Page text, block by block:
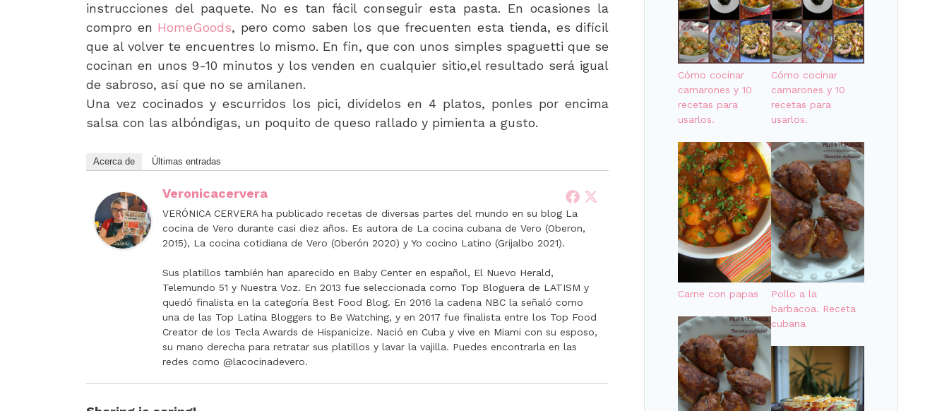
instrucciones del paquete. No es tan fácil conseguir esta pasta. En ocasiones la
compro en HomeGoods, pero como saben los que frecuenten esta tienda, es difícil
que al volver te encuentres lo mismo. En fin, que con unos simples spaguetti que se
cocinan en unos 9-10 minutos y los venden en cualquier sitio,el resultado será igual
de sabroso, así que no se amilanen.
Una vez cocinados y escurridos los pici, divídelos en 4 platos, ponles por encima
salsa con las albóndigas, un poquito de queso rallado y pimienta a gusto.
Acerca de Últimas entradas
Veronicacervera
VERÓNICA CERVERA ha publicado recetas de diversas partes del mundo en su blog La
cocina de Vero durante casi diez años. Es autora de La cocina cubana de Vero (Oberon,
2015), La cocina cotidiana de Vero (Oberón 2020) y Yo cocino Latino (Grijalbo 2021).
Sus platillos también han aparecido en Baby Center en español, El Nuevo Herald,
Telemundo 51 y Nuestra Voz. En 2013 fue seleccionada como Top Bloguera de LATISM y
quedó finalista en la categoría Best Food Blog. En 2016 la cadena NBC la señaló como
una de las Top Latina Bloggers to Be Watching, y en 2017 fue finalista entre los Top Food
Creator de los Tecla Awards de Hispanicize. Nació en Cuba y vive en Miami con su esposo,
su mano derecha para retratar sus platillos y lavar la vajilla. Puedes encontrarla en las
redes como @lacocinadevero.
Cómo cocinar
camarones y 10
recetas para
usarlos.
Carne con papas
Cómo cocinar
camarones y 10
recetas para
usarlos.
Pollo a la
barbacoa. Receta
cubana